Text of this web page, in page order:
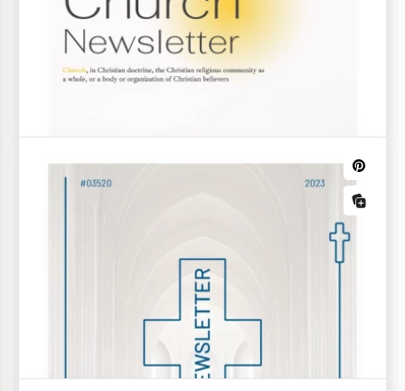
Schöne Kirchenbroschüre
Kirchenbroschüre ist eine gedruckte Einladung zu
einem Sonntagsgottesdienst oder einer Konferenz.
Vielleicht wird es eine besondere Feier in Ihrer
Doppelseitiger Kirchennewsletter